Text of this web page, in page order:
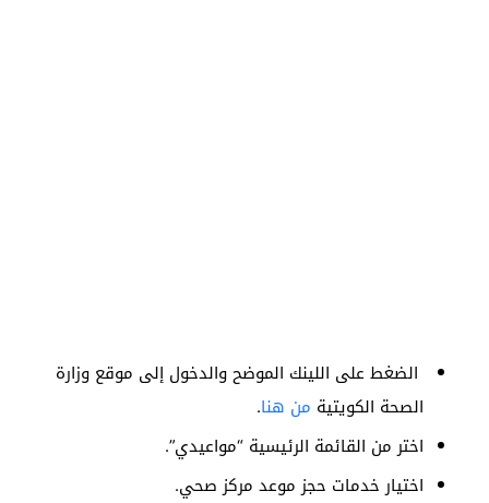
الضغط على اللينك الموضح والدخول إلى موقع وزارة
الصحة الكويتية من هنا.
اختر من القائمة الرئيسية “مواعيدي”.
اختيار خدمات حجز موعد مركز صحي.